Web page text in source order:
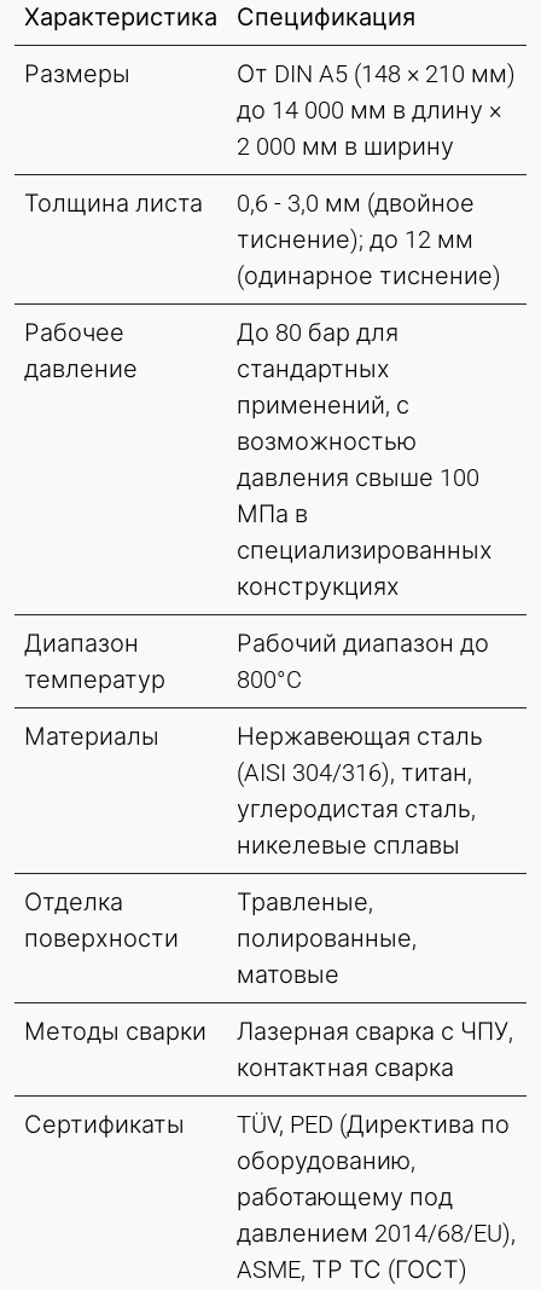
Характеристика
Спецификация
Размеры
От DIN A5 (148 × 210 мм)
до 14 000 мм в длину ×
2 000 мм в ширину
Толщина листа
0,6 - 3,0 мм (двойное
тиснение); до 12 мм
(одинарное тиснение)
Рабочее
давление
До 80 бар для
стандартных
применений, с
возможностью
давления свыше 100
МПа в
специализированных
конструкциях
Диапазон
температур
Рабочий диапазон до
800°C
Материалы
Нержавеющая сталь
(AISI 304/316), титан,
углеродистая сталь,
никелевые сплавы
Отделка
поверхности
Травленые,
полированные,
матовые
Методы сварки
Лазерная сварка с ЧПУ,
контактная сварка
Сертификаты
TÜV, PED (Директива по
оборудованию,
работающему под
давлением 2014/68/EU),
ASME, ТР ТС (ГОСТ)